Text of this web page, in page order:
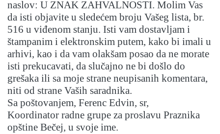
naslov: U ZNAK ZAHVALNOSTI. Molim Vas
da isti objavite u sledećem broju Vašeg lista, br.
516 u viđenom stanju. Isti vam dostavljam i
štampanim i elektronskim putem, kako bi imali u
arhivi, kao i da vam olakšam posao da ne morate
isti prekucavati, da slučajno ne bi došlo do
grešaka ili sa moje strane neupisanih komentara,
niti od strane Vaših saradnika.
Sa poštovanjem, Ferenc Edvin, sr,
Koordinator radne grupe za proslavu Praznika
opštine Bečej, u svoje ime.